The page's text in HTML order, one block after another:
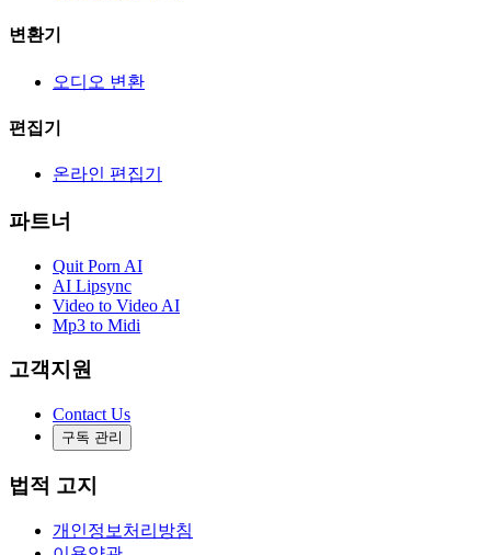
변환기
오디오 변환
편집기
온라인 편집기
파트너
Quit Porn AI
AI Lipsync
Video to Video AI
Mp3 to Midi
고객지원
Contact Us
구독 관리
법적 고지
개인정보처리방침